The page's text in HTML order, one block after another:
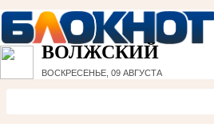
ВОЛЖСКИЙ
ВОСКРЕСЕНЬЕ, 09 АВГУСТА